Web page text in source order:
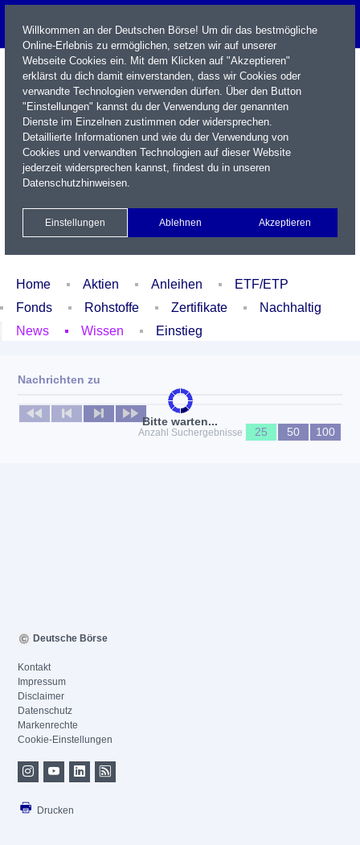
Name / WKN / ISIN / Kürzel
Xetra Realtime
Watchlist Portfolio Login
Home Aktien Anleihen
ETF/ETP
Fonds
Rohstoffe Zertifikate
Nachhaltig
News
Wissen Einstieg
Bitte warten...
Nachrichten zu
Keine News verfügbar
Anzahl Suchergebnisse
25 50 100
Willkommen an der Deutschen Börse! Um dir das bestmögliche
Online-Erlebnis zu ermöglichen, setzen wir auf unserer
Webseite Cookies ein. Mit dem Klicken auf "Akzeptieren"
erklärst du dich damit einverstanden, dass wir Cookies oder
verwandte Technologien verwenden dürfen. Über den Button
"Einstellungen" kannst du der Verwendung der genannten
Dienste im Einzelnen zustimmen oder widersprechen.
Detaillierte Informationen und wie du der Verwendung von
Cookies und verwandten Technologien auf dieser Website
jederzeit widersprechen kannst, findest du in unseren
Datenschutzhinweisen.
Einstellungen Ablehnen Akzeptieren
Deutsche Börse
Kontakt
Impressum
Disclaimer
Datenschutz
Markenrechte
Cookie-Einstellungen
Drucken